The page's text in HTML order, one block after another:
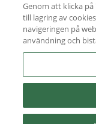
Följ oss
Genom att klicka
till lagring av
navigeringen på
användning och